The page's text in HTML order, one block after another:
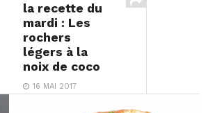
la recette du
mardi : Les
rochers
légers à la
noix de coco
16 MAI 2017